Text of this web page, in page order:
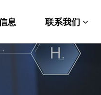
息 联系我们
联系我们